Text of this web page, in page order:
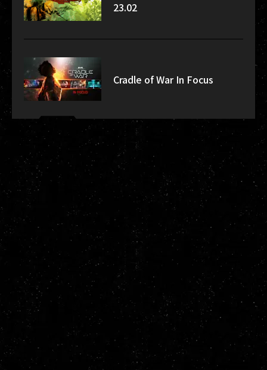
23.02
Cradle of War In Focus